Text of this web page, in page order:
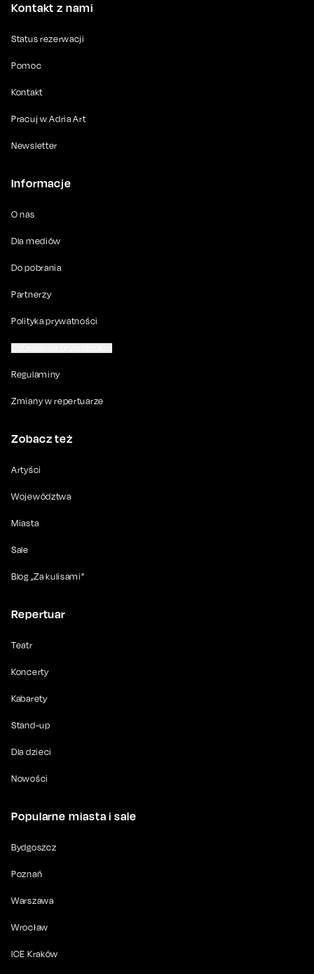
Kontakt z nami
Status rezerwacji
Pomoc
Kontakt
Pracuj w Adria Art
Newsletter
Informacje
O nas
Dla mediów
Do pobrania
Partnerzy
Polityka prywatności
Regulaminy
Zmiany w repertuarze
Zobacz też
Artyści
Województwa
Miasta
Sale
Blog „Za kulisami”
Repertuar
Teatr
Koncerty
Kabarety
Stand-up
Dla dzieci
Nowości
Popularne miasta i sale
Bydgoszcz
Poznań
Warszawa
Wrocław
ICE Kraków